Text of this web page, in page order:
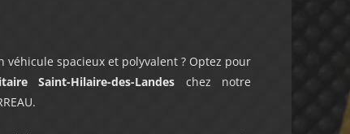
véhicule spacieux et polyvalent ? Optez pour
Saint-Hilaire-des-Landes chez notre